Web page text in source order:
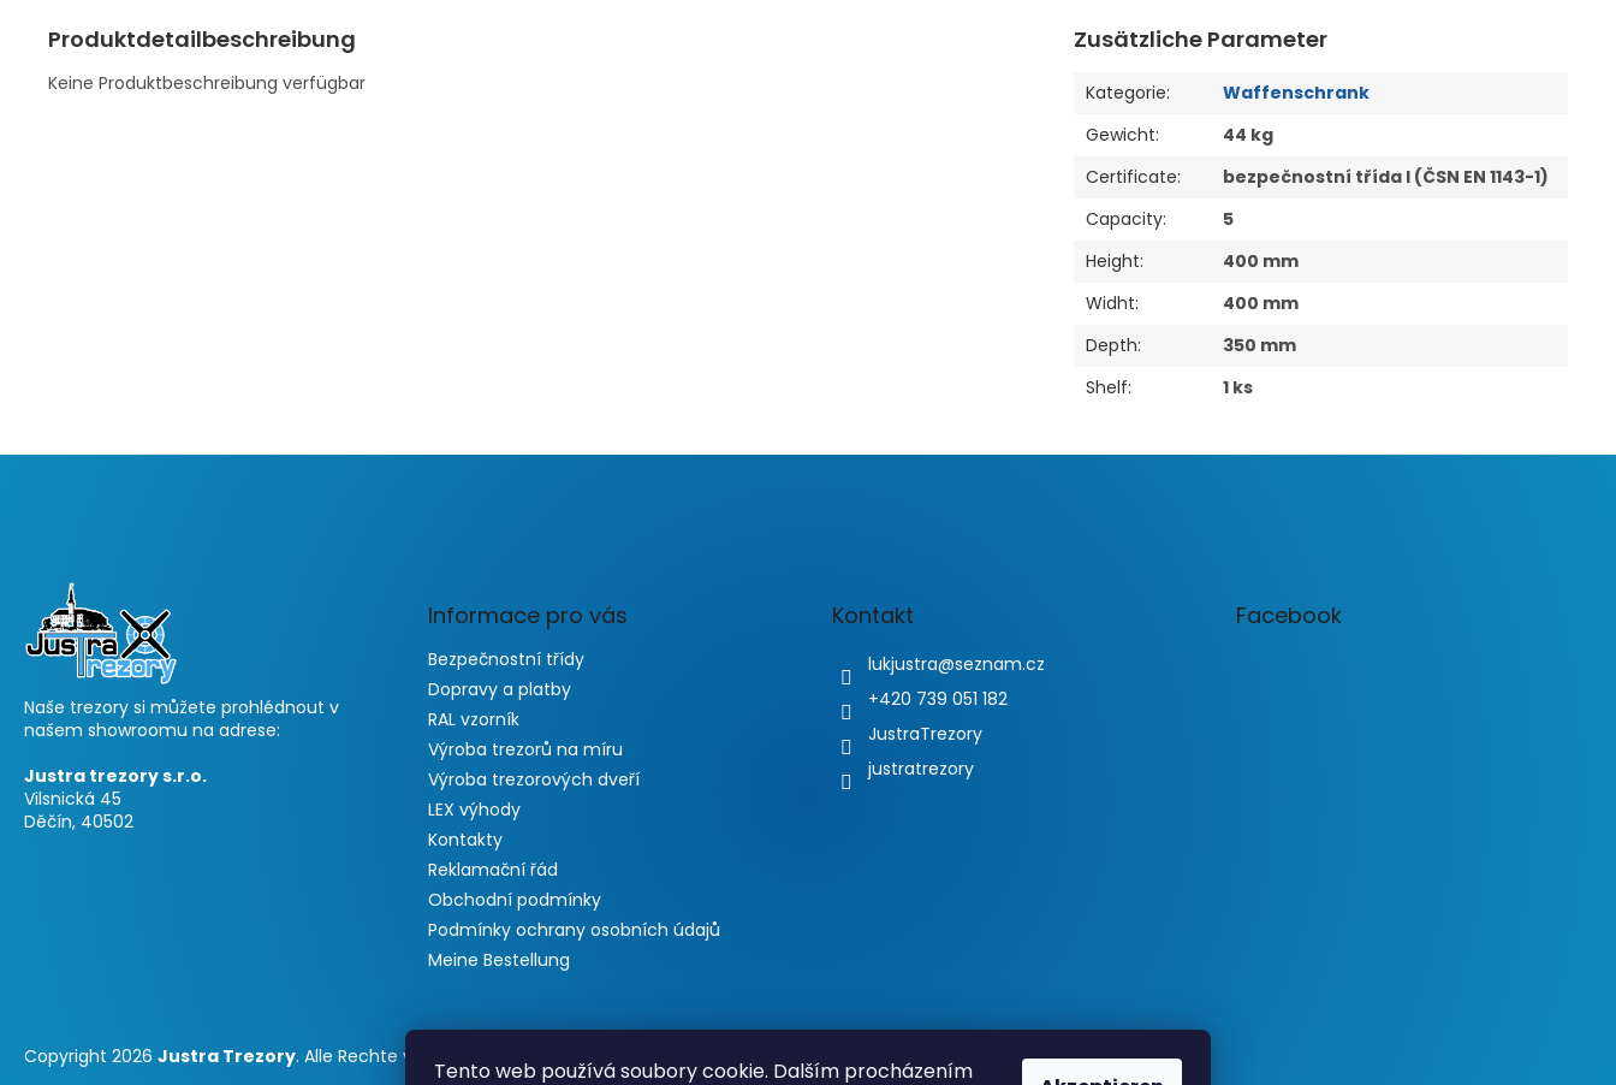
Tento web používá soubory cookie. Dalším procházením
Produktdetailbeschreibung
Keine Produktbeschreibung verfügbar
Zusätzliche Parameter
Kategorie:
Waffenschrank
Gewicht:
44 kg
Certificate:
bezpečnostní třída I (ČSN EN 1143-1)
Capacity:
5
Height:
400 mm
Widht:
400 mm
Depth:
350 mm
Shelf: 1 ks
Naše trezory si můžete prohlédnout v
našem showroomu na adrese:
Justra trezory s.r.o.
Vilsnická 45
Děčín, 40502
Informace pro vás
Bezpečnostní třídy
Dopravy a platby
RAL vzorník
Výroba trezorů na míru
Výroba trezorových dveří
LEX výhody
Kontakty
Reklamační řád
Obchodní podmínky
Podmínky ochrany osobních údajů
Meine Bestellung
Kontakt
lukjustra@seznam.cz
+420 739 051 182
JustraTrezory
justratrezory
Facebook
Copyright 2026 Justra Trezory. Alle Rechte vorbehalten.